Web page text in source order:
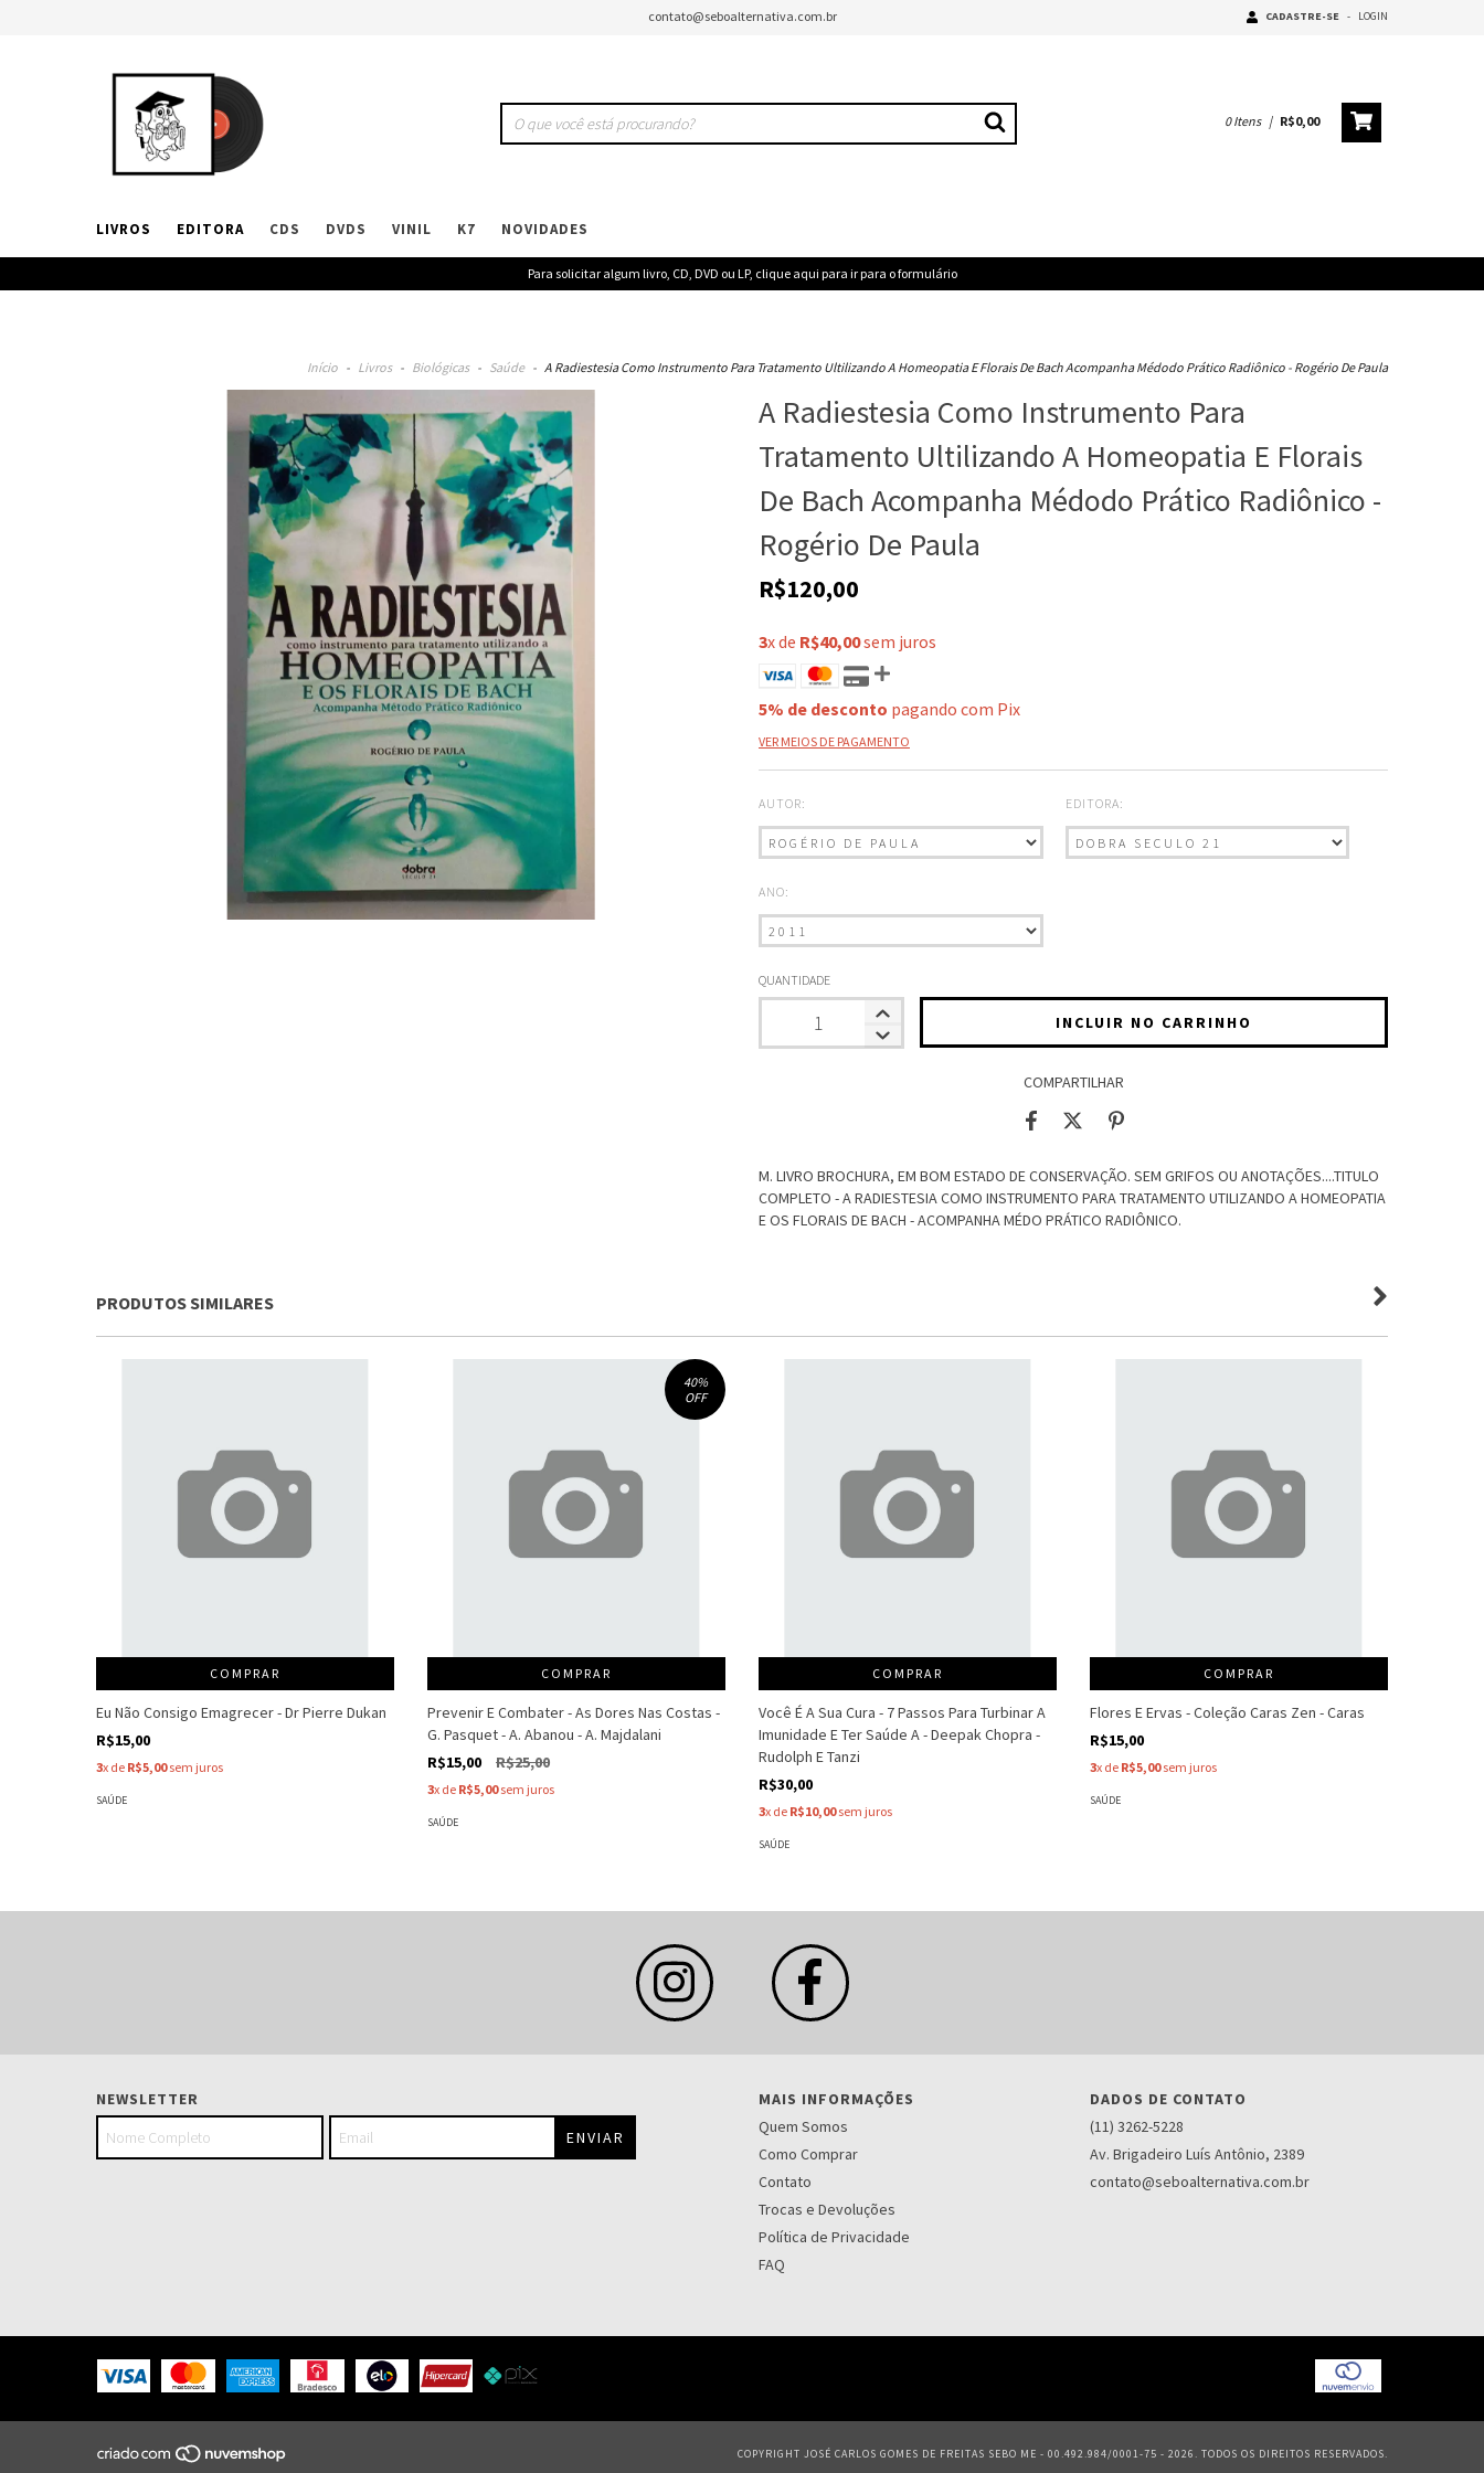
contato@seboalternativa.com.br CADASTRE-SE - LOGIN
0Itens | R$0,00
LIVROS EDITORA CDS DVDS VINIL K7 NOVIDADES
Para solicitar algum livro, CD, DVD ou LP, clique aqui para ir para o formulário
Início - Livros - Biológicas - Saúde - A Radiestesia Como Instrumento Para Tratamento Ultilizando A Homeopatia E Florais De Bach Acompanha Médodo Prático Radiônico - Rogério De Paula
A Radiestesia Como Instrumento Para
Tratamento Ultilizando A Homeopatia E Florais
De Bach Acompanha Médodo Prático Radiônico -
Rogério De Paula
R$120,00
3x de R$40,00sem juros
5% de desconto pagando com Pix
VER MEIOS DE PAGAMENTO
AUTOR: EDITORA:
ANO:
QUANTIDADE
COMPARTILHAR
M. LIVRO BROCHURA, EM BOM ESTADO DE CONSERVAÇÃO. SEM GRIFOS OU ANOTAÇÕES....TITULO
COMPLETO - A RADIESTESIA COMO INSTRUMENTO PARA TRATAMENTO UTILIZANDO A HOMEOPATIA
E OS FLORAIS DE BACH - ACOMPANHA MÉDO PRÁTICO RADIÔNICO.
PRODUTOS SIMILARES
COMPRAR
Eu Não Consigo Emagrecer - Dr Pierre Dukan
R$15,00
3x de R$5,00sem juros
SAÚDE
40%
OFF
COMPRAR
Prevenir E Combater - As Dores Nas Costas -
G. Pasquet - A. Abanou - A. Majdalani
R$15,00
R$25,00
3x de R$5,00sem juros
SAÚDE
COMPRAR
Você É A Sua Cura - 7 Passos Para Turbinar A
Imunidade E Ter Saúde A - Deepak Chopra -
Rudolph E Tanzi
R$30,00
3x de R$10,00sem juros
SAÚDE
COMPRAR
Flores E Ervas - Coleção Caras Zen - Caras
R$15,00
3x de R$5,00sem juros
SAÚDE
NEWSLETTER
MAIS INFORMAÇÕES
Quem Somos
Como Comprar
Contato
Trocas e Devoluções
Política de Privacidade
FAQ
DADOS DE CONTATO
(11) 3262-5228
Av. Brigadeiro Luís Antônio, 2389
contato@seboalternativa.com.br
COPYRIGHT JOSÉ CARLOS GOMES DE FREITAS SEBO ME - 00.492.984/0001-75 - 2026. TODOS OS DIREITOS RESERVADOS.